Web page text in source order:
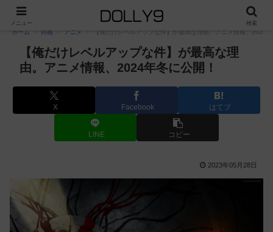
PR
ホーム 邦画 アニメ 【俺だけレベルアップな件】が最高な理由。アニメ情報、2024
【俺だけレベルアップな件】が最高な理
由。アニメ情報、2024年冬に公開！
X Facebook はてブ
LINE コピー
2023年05月28日
メニュー 検索